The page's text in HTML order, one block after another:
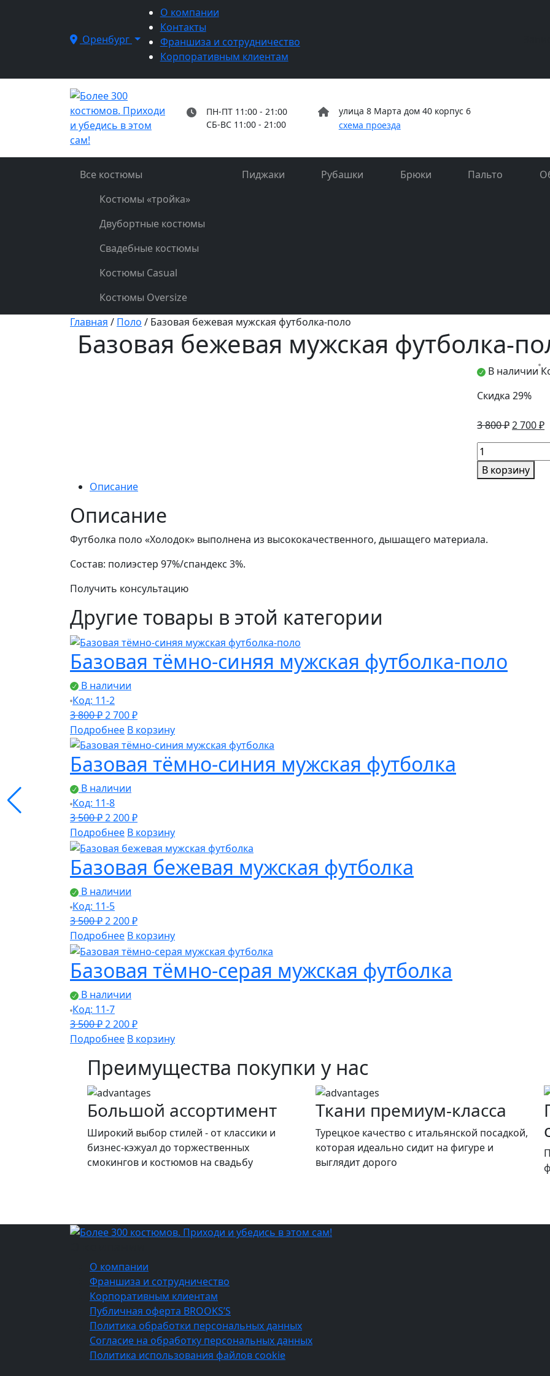
Оренбург
О компании
Контакты
Франшиза и сотрудничество
Корпоративным клиентам
ПН-ПТ 11:00 - 21:00
СБ-ВС 11:00 - 21:00
улица 8 Марта дом 40 корпус 6
схема проезда
Все костюмы
Костюмы «тройка»
Двубортные костюмы
Свадебные костюмы
Костюмы Casual
Костюмы Oversize
Пиджаки Рубашки Брюки Пальто
Главная / Поло / Базовая бежевая мужская футболка-поло
Базовая бежевая мужская футболка-
В наличии
Скидка 29%
3 800₽
цена
3
800 ₽.
2 700₽
Количество
товара
Базовая
поло
В корзину
Описание
Описание
Футболка поло «Холодок» выполнена из высококачественного, дышащего материала.
Состав: полиэстер 97%/спандекс 3%.
Получить консультацию
Другие товары в этой категории
Базовая тёмно-синяя мужская футболка-поло
В наличии
Код: 11-2
3 800₽ Первоначальная
цена
составляла
3
800 ₽.
2 700₽Текущая
цена:
2
700 ₽.
Подробнее В корзину
Базовая тёмно-синия мужская футболка
В наличии
Код: 11-8
3 500₽Первоначальная
цена
составляла
3
500 ₽.
2 200₽Текущая
цена:
2
200 ₽.
Подробнее В корзину
Базовая бежевая мужская футболка
В наличии
Код: 11-5
3 500₽ Первоначальная
цена
составляла
3
500 ₽.
2 200₽Текущая
цена:
2
200 ₽.
Подробнее В корзину
Базовая тёмно-серая мужская футболка
В наличии
Код: 11-7
3 500₽ Первоначальная
цена
3
500 ₽.
2 200₽Текущая
цена:
200 ₽.
Подробнее В корзину
Преимущества покупки у нас
Большой ассортимент
Широкий выбор стилей - от классики и
бизнес-кэжуал до торжественных
смокингов и костюмов на свадьбу
Ткани премиум-класса
Турецкое качество c итальянской посадкой,
которая идеально сидит на фигуре и
выглядит дорого
О компании
Франшиза и сотрудничество
Корпоративным клиентам
Публичная оферта BROOKS’S
Политика обработки персональных данных
Согласие на обработку персональных данных
Политика использования файлов cookie